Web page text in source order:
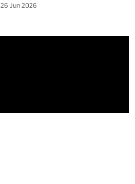
26 Jun 2026